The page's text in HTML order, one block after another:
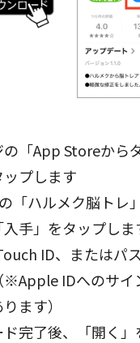
「App Storeから
ップします
「ハルメク脳トレ
手」をタップしま
ID、またはパ
※Apple IDへのサイ
ます）
完了後、「開く」
閉じる